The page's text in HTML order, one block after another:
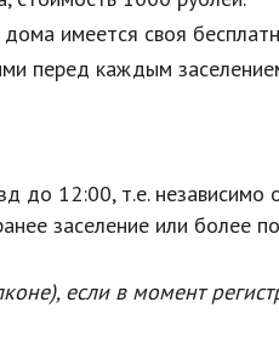
имеется своя
перед каждым
до 12:00, т.е.независимо
заселение или более
если в момент